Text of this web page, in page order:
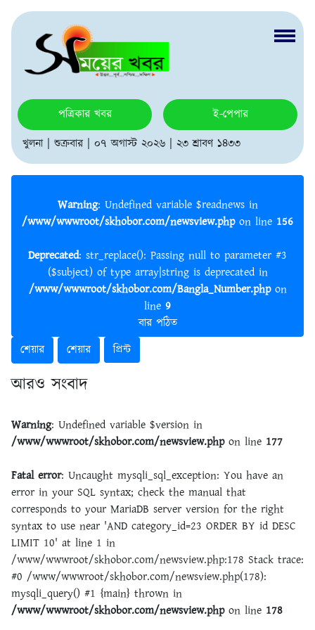
পত্রিকার খবর
ই-পেপার
খুলনা | শুক্রবার | ০৭ অগাস্ট ২০২৬ | ২৩ শ্রাবণ ১৪৩৩
Warning : Undefined variable $readnews in
/www/wwwroot/skhobor.com/newsview.phpon line 156
Deprecated: str_replace(): Passing null to parameter #3
($subject) of type array|string is deprecated in
/www/wwwroot/skhobor.com/Bangla_Number.phpon
line 9
বার পঠিত
শেয়ার
শেয়ার প্রিন্ট
আরও সংবাদ
Warning: Undefined variable $version in
/www/wwwroot/skhobor.com/newsview.phpon line 177
Fatal error: Uncaught mysqli_sql_exception: You have an
error in your SQL syntax; check the manual that
corresponds to your MariaDB server version for the right
syntax to use near 'AND category_id=23 ORDER BY id DESC
LIMIT 10' at line 1 in
/www/wwwroot/skhobor.com/newsview.php:178 Stack trace:
#0 /www/wwwroot/skhobor.com/newsview.php(178):
mysqli_query() #1 {main} thrown in
/www/wwwroot/skhobor.com/newsview.phpon line 178